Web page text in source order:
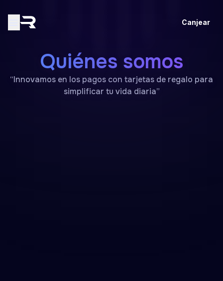
Canjear
Quiénes somos
“Innovamos en los pagos con tarjetas de regalo para
simplificar tu vida diaria”